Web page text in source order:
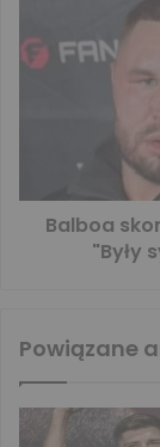
Balboa
"Były
Powiązane